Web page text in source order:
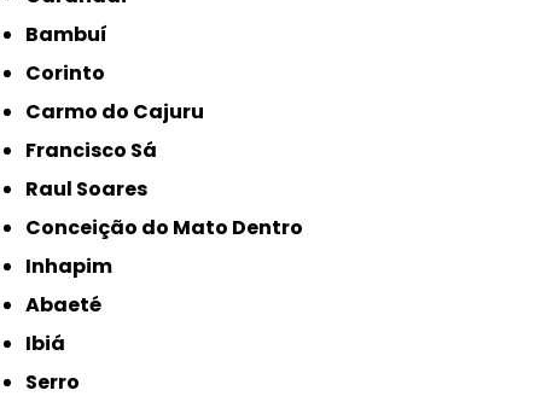
Bambuí
Corinto
Carmo do Cajuru
Francisco Sá
Raul Soares
Conceição do Mato Dentro
Inhapim
Abaeté
Ibiá
Serro